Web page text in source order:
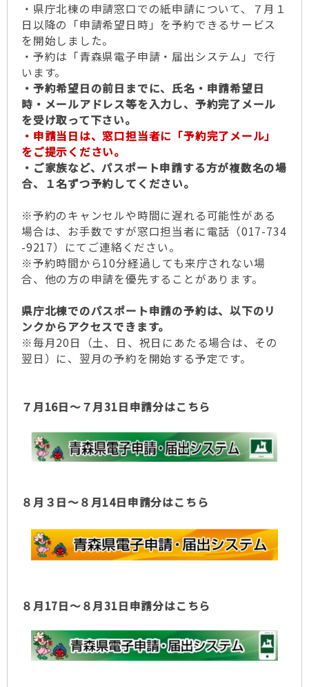
・県庁北棟の申請窓口での紙申請について、７月１
日以降の「申請希望日時」を予約できるサービス
を開始しました。
・予約は「青森県電子申請・届出システム」で行
います。
・予約希望日の前日までに、氏名・申請希望日
時・メールアドレス等を入力し、予約完了メール
を受け取って下さい。
・申請当日は、窓口担当者に「予約完了メール」
をご提示ください。
・ご家族など、パスポート申請する方が複数名の場
合、１名ずつ予約してください。
※予約のキャンセルや時間に遅れる可能性がある
場合は、お手数ですが窓口担当者に電話（017-734
-9217）にてご連絡ください。
※予約時間から10分経過しても来庁されない場
合、他の方の申請を優先することがあります。
県庁北棟でのパスポート申請の予約は、以下のリ
ンクからアクセスできます。
※毎月20日（土、日、祝日にあたる場合は、その
翌日）に、翌月の予約を開始する予定です。
７月16日～７月31日申請分はこちら
８月３日～８月14日申請分はこちら
８月17日～８月31日申請分はこちら